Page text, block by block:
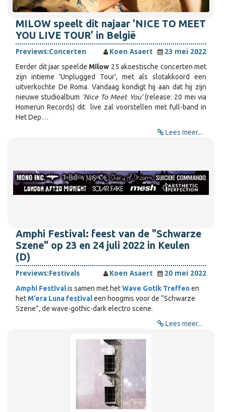
MILOW speelt dit najaar 'NICE TO MEET
YOU LIVE TOUR’ in België
Previews:Concerten Koen Asaert
23 mei 2022
Eerder dit jaar speelde Milow 25 akoestische concerten met
zijn intieme 'Unplugged Tour’, met als slotakkoord een
uitverkochte De Roma. Vandaag kondigt hij aan dat hij zijn
nieuwe studioalbum 'Nice To Meet You’(release: 20 mei via
Homerun Records) dit live zal voorstellen met full-band in
Het Dep…
Lees meer...
Amphi Festival: feest van de "Schwarze
Szene" op 23 en 24 juli 2022 in Keulen
(D)
Previews:Festivals Koen Asaert
20 mei 2022
Amphi Festivalis samen met hetWave Gotik Treffenen
het M’era Luna festivaleen hoogmis voor de “Schwarze
Szene”, de wave-gothic-dark electro scene.
Lees meer...